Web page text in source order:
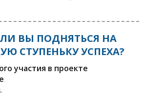
ВЫ ПОДНЯТЬСЯ НА
СТУПЕНЬКУ УСПЕХА?
участия в проекте